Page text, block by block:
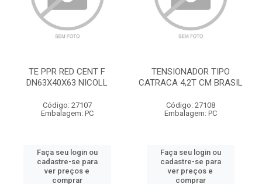
TE PPR RED CENT F
DN63X40X63 NICOLL
Código: 27107
Embalagem: PC
Faça seu login ou
cadastre-se para
ver preços e
comprar
TENSIONADOR TIPO
CATRACA 4,2T CM BRASIL
Código: 27108
Embalagem: PC
Faça seu login ou
cadastre-se para
ver preços e
comprar